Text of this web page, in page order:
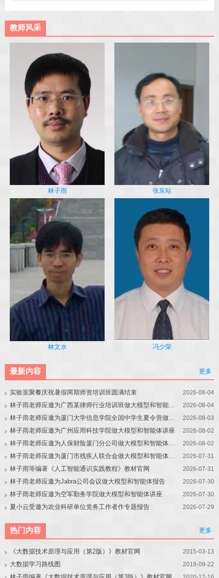
教师风采
林子雨 张东站
林文水 冯少荣
最新内容 更多
实验室聚餐庆祝暑假两期师资培训班圆满结束 2026-08-04
林子雨老师应邀为广西某律师行业培训班做大模型和智能体讲座 2026-08-04
林子雨老师应邀为厦门大学信息学院全国中学生夏令营做大模型讲座 2026-08-03
林子雨老师应邀为广州应用科技学院做大模型和智能体讲座 2026-08-02
林子雨老师应邀为人保财险厦门分公司做大模型和智能体讲座 2026-08-02
林子雨老师应邀为厦门市残疾人联合会做大模型和智能体讲座 2026-07-31
林子雨等编著《人工智能通识实践教程》教材官网 2026-07-31
林子雨老师应邀为Jabra公司会议做大模型和智能体报告 2026-07-30
林子雨老师应邀为空军勤务学院做大模型和智能体讲座 2026-07-30
夏小云受邀为农业科研单位党务工作者作专题报告 2026-07-29
热门内容 更多
《大数据技术原理与应用（第2版）》教材官网 2015-03-13
大数据学习路线图 2018-09-22